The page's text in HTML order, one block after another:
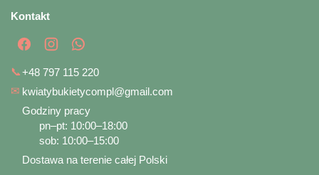
Kontakt
📞+48 797 115 220
✉ kwiatybukietycompl@gmail.com
Godziny pracy
pn–pt: 10:00–18:00
sob: 10:00–15:00
Dostawa na terenie całej Polski